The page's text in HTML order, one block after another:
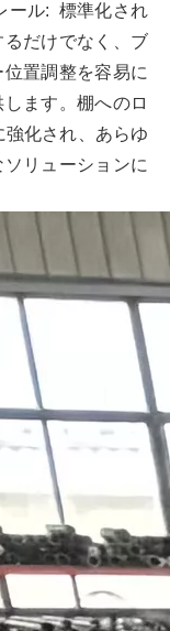
ール: 標準化され
だけでなく、ブ
置調整を容易に
ます。棚へのロ
化され、あらゆ
リューションに